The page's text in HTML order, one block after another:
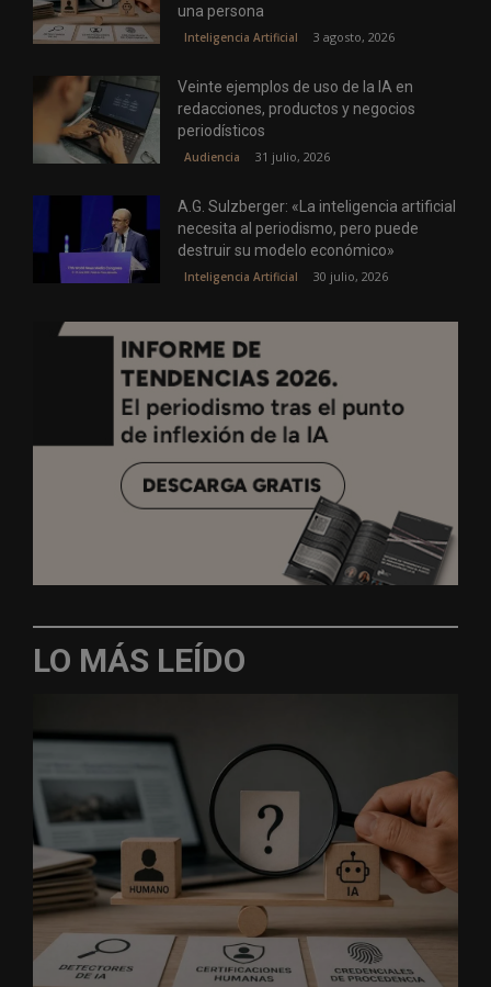
una persona
Inteligencia Artificial 3 agosto, 2026
Veinte ejemplos de uso de la IA en
redacciones, productos y negocios
periodísticos
Audiencia 31 julio, 2026
A.G. Sulzberger: «La inteligencia artificial
necesita al periodismo, pero puede
destruir su modelo económico»
Inteligencia Artificial 30 julio, 2026
LO MÁS LEÍDO